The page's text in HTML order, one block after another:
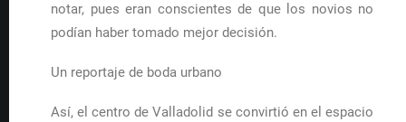
notar, pues eran conscientes de que los novios no
podían haber tomado mejor decisión.
Un reportaje de boda urbano
Así, el centro de Valladolid se convirtió en el espacio